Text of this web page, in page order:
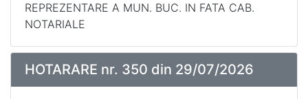
REPREZENTARE A MUN. BUC. IN FATA CAB.
NOTARIALE
HOTARARE nr. 350 din 29/07/2026